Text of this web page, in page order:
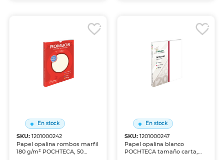
En stock
SKU:1201000242
Papel opalina rombos marfil
180 g/m² POCHTECA, 50
En stock
SKU: 1201000247
Papel opalina blanco
POCHTECA tamaño carta,